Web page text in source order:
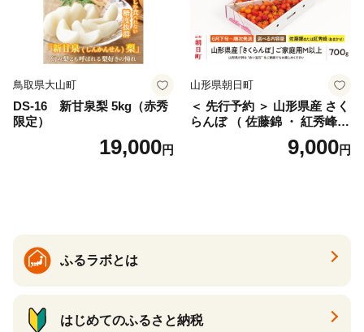
鳥取県大山町
DS-16 新甘泉梨 5kg（赤秀
限定）
19,000円
山形県朝日町
＜ 先行予約 ＞ 山形県産 さく
らんぼ （ 佐藤錦 ・ 紅秀峰
） ご家庭用 M以上 700g 【20
26年6月下旬から7月上旬発
9,000円
ふるラボとは
はじめてのふるさと納税